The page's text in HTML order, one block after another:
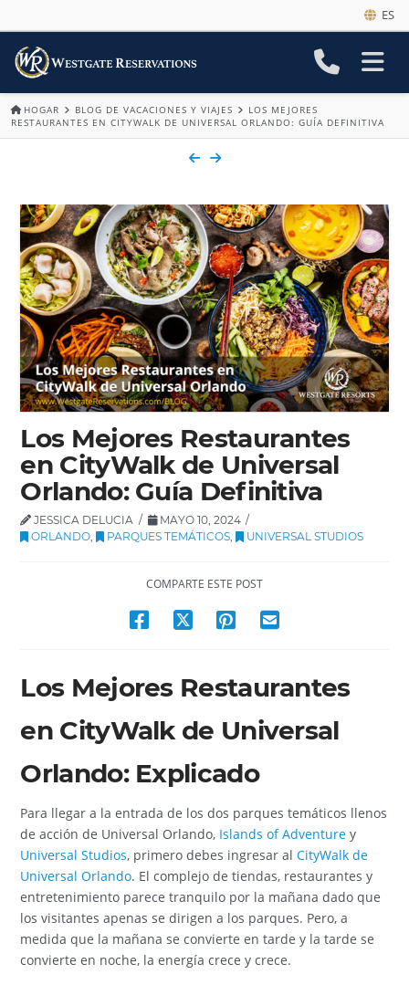
ES
HOGAR BLOG DE VACACIONES Y VIAJES
LOS MEJORES
RESTAURANTES EN CITYWALK DE UNIVERSAL ORLANDO: GUÍA DEFINITIVA
Los Mejores Restaurantes
en CityWalk de Universal
Orlando: Guía Definitiva
JESSICA DELUCIA
MAYO 10, 2024
ORLANDO, PARQUES TEMÁTICOS, UNIVERSAL STUDIOS
COMPARTE ESTE POST
Los Mejores Restaurantes
en CityWalk de Universal
Orlando: Explicado
Para llegar a la entrada de los dos parques temáticos llenos
de acción de Universal Orlando, Islands of Adventure y
Universal Studios, primero debes ingresar alCityWalk de
Universal Orlando. El complejo de tiendas, restaurantes y
entretenimiento parece tranquilo por la mañana dado que
los visitantes apenas se dirigen a los parques. Pero, a
medida que la mañana se convierte en tarde y la tarde se
convierte en noche, la energía crece y crece.